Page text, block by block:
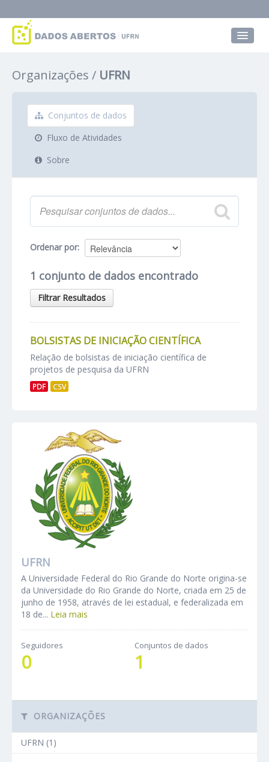
Grupos
Sobre
Organizações UFRN
Conjuntos de dados
Fluxo de Atividades
Sobre
Ordenar por
1 conjunto de dados encontrado
Filtrar Resultados
BOLSISTAS DE INICIAÇÃO CIENTÍFICA
Relação de bolsistas de iniciação científica de
projetos de pesquisa da UFRN
PDF CSV
UFRN
A Universidade Federal do Rio Grande do Norte origina-se
da Universidade do Rio Grande do Norte, criada em 25 de
junho de 1958, através de lei estadual, e federalizada em
18 de... Leia mais
Seguidores
0
Conjuntos de dados
1
ORGANIZAÇÕES
UFRN (1)